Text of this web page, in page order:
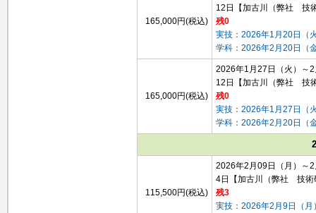
165,000円(税込)
12日
【加古川（弊社 技
残0
実技：2026年1月20日（
学科：2026年2月20日（
165,000円(税込)
2026年1月27日（火）～
12日
【加古川（弊社 技
残0
実技：2026年1月27日（
学科：2026年2月20日（
115,500円(税込)
2026年2月09日（月）～
4日
【加古川（弊社 技
残3
実技：2026年2月9日（月